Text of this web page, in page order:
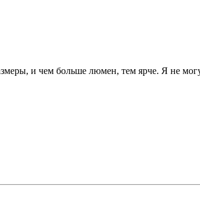
и чем больше люмен, тем ярче. Я не